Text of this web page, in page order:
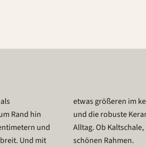
Rand hin
und
Und mit
Helfer im
Speisen einen
schönen Rahmen.